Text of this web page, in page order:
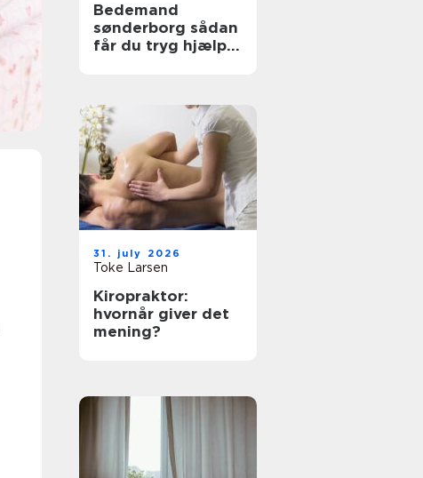
Bedemand
sønderborg sådan
får du tryg hjælp i
31. july 2026
Toke Larsen
Kiropraktor:
hvornår giver det
mening?